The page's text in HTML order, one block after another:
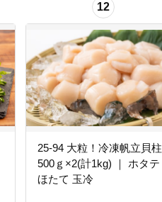
12
25-94 大粒！冷凍帆立貝柱
500ｇ×2(計1kg) ｜ ホタテ
ほたて 玉冷